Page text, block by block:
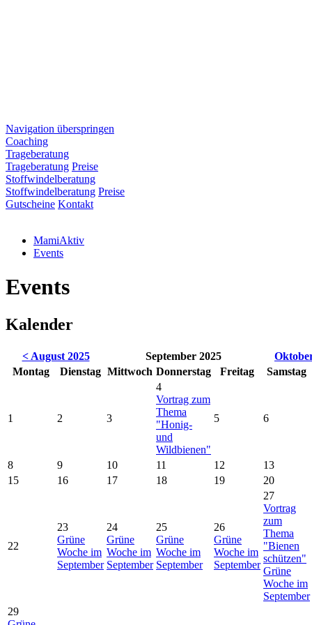
Navigation überspringen
Coaching
Trageberatung
Trageberatung Preise
Stoffwindelberatung
Stoffwindelberatung Preise
Gutscheine Kontakt
MamiAktiv
Events
Events
Kalender
< August 2025 September 2025
Montag Dienstag Mittwoch Donnerstag Freitag Samstag
1 2 3
4
Vortrag zum
Thema
"Honig-
und
Wildbienen"
5 6
8 9 10 11 12
13
15
16 17 18 19 20
22
23
Grüne
Woche im
September
24
Grüne
Woche im
September
25
Grüne
Woche im
September
26
Grüne
Woche im
September
27
Vortrag
zum
Thema
"Bienen
schützen"
Grüne
Woche im
September
29